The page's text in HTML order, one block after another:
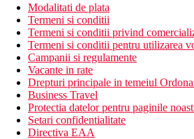
Modalitati de plata
Termeni si conditii
Termeni si conditii privind
Termeni si conditii pentru utilizarea
Campanii si regulamente
Vacante in rate
Drepturi principale in temeiul
Business Travel
Protectia datelor pentru paginile
Setari confidentialitate
Directiva EAA